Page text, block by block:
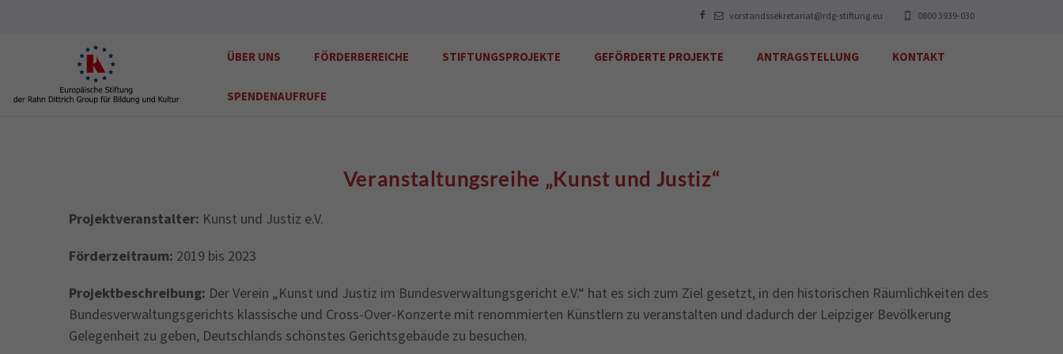
vorstandssekretariat@rdg-stiftung.eu 0800 3939-030
ÜBER UNS FÖRDERBEREICHE STIFTUNGSPROJEKTE GEFÖRDERTE PROJEKTE ANTRAGSTELLUNG KONTAKT
SPENDENAUFRUFE
Veranstaltungsreihe „Kunst und Justiz“
Projektveranstalter: Kunst und Justiz e.V.
Förderzeitraum: 2019 bis 2023
Projektbeschreibung: Der Verein „Kunst und Justiz im Bundesverwaltungsgericht e.V.“ hat es sich zum Ziel gesetzt, in den historischen Räumlichkeiten des
Bundesverwaltungsgerichts klassische und Cross-Over-Konzerte mit renommierten Künstlern zu veranstalten und dadurch der Leipziger Bevölkerung
Gelegenheit zu geben, Deutschlands schönstes Gerichtsgebäude zu besuchen.